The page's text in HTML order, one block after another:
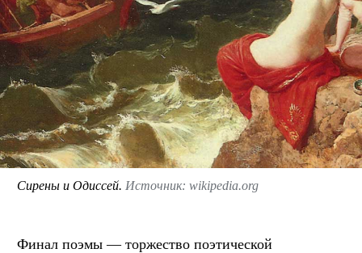
Сирены и Одиссей. Источник: wikipedia.org
Финал поэмы — торжество поэтической